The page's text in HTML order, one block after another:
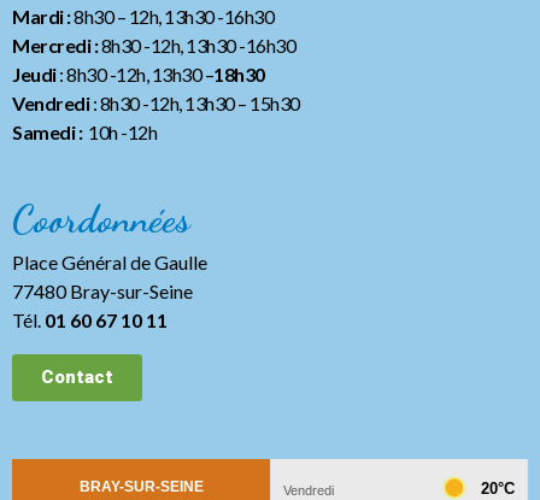
Mardi :8h30 – 12h, 13h30 -16h30
Mercredi :8h30 -12h, 13h30 -16h30
Jeudi: 8h30 -12h, 13h30 –18h30
Vendredi: 8h30 -12h, 13h30– 15h30
Samedi :10h -12h
Coordonnées
Place Général de Gaulle
77480 Bray-sur-Seine
Tél. 01 60 67 10 11
Contact